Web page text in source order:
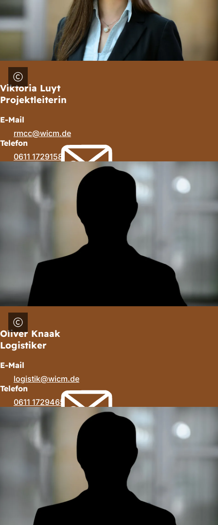
Viktoria Luyt
Projektleiterin
E-Mail
rmcc
wicm de
Telefon
0611 1729158
Oliver Knaak
Logistiker
E-Mail
logistik
wicm de
Telefon
0611 1729465